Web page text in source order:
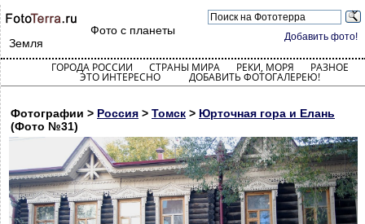
Добавить фото!
Фото с планеты
Земля
ГОРОДА РОССИИ СТРАНЫ МИРА РЕКИ, МОРЯ РАЗНОЕ
ЭТО ИНТЕРЕСНО ДОБАВИТЬ ФОТОГАЛЕРЕЮ!
Фотографии > Россия > Томск > Юрточная гора и Елань
(Фото №31)